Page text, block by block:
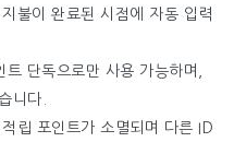
불이 완료된 시점에 자동 입력
단독으로만 사용 가능하며,
니다.
립 포인트가 소멸되며 다른 ID